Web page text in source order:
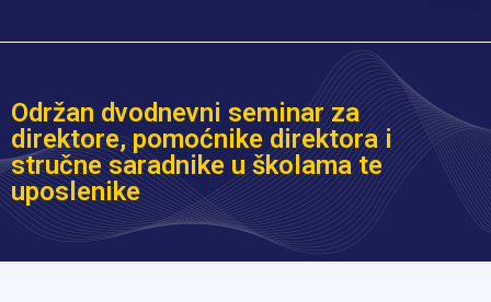
Održan dvodnevni seminar za
direktore, pomoćnike direktora i
stručne saradnike u školama te
uposlenike